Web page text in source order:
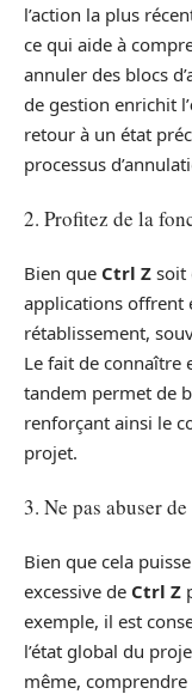
l’action la plus
ce qui aide à
annuler des blocs
de gestion enrichit l’
retour à un état
processus
2. Profitez de la
Bien que Ctrl Z soit
applications offrent
rétablissement,
Le fait de connaître
tandem permet de
renforçant ainsi le
projet.
3. Ne pas abuser de
Bien que cela
excessive de Ctrl Z
exemple, il est
l’état global du
même,